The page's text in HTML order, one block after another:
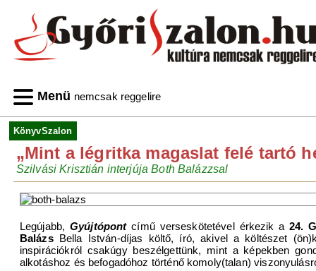
Menü nemcsak reggelire
KönyvSzalon
„Mint a légritka magaslat felé tartó
Szilvási Krisztián interjúja Both Balázzsal
Legújabb, Gyújtópontcímű verseskötetével érkezik a24.
BalázsBella István-díjas költő, író, akivel a költészet
inspirációkról csakúgy beszélgettünk, mint a képekben
alkotáshoz és befogadóhoz történő komoly(talan)